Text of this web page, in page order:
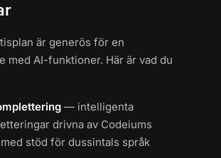
är generös för en
med AI-funktioner. Här är vad du
— intelligenta
drivna av Codeiums
stöd för dussintals språk